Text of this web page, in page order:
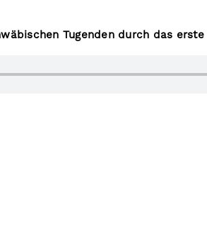
Tugenden durch das